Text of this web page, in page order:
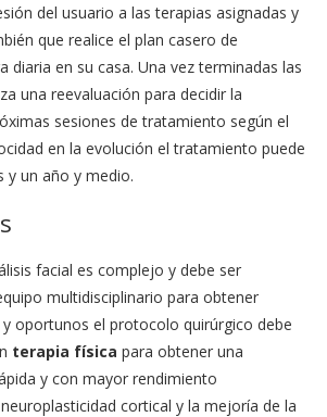
del usuario a las terapias asignadas y
que realice el plan casero de
diaria en su casa. Una vez terminadas las
una reevaluación para decidir la
sesiones de tratamiento según el
en la evolución el tratamiento puede
y un año y medio.
facial es complejo y debe ser
multidisciplinario para obtener
oportunos el protocolo quirúrgico debe
terapia física para obtener una
y con mayor rendimiento
cortical y la mejoría de la